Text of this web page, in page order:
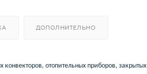
ДОПОЛНИТЕЛЬНО
конвекторов, отопительных приборов, закрытых